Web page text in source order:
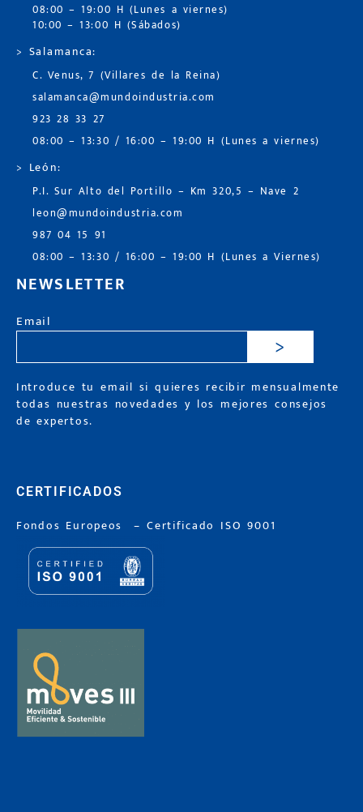
08:00 – 19:00 H (Lunes a viernes)
10:00 – 13:00 H (Sábados)
> Salamanca:
C. Venus, 7 (Villares de la Reina)
salamanca@mundoindustria.com
923 28 33 27
08:00 – 13:30 / 16:00 – 19:00 H (Lunes a viernes)
> León:
P.I. Sur Alto del Portillo – Km 320,5 – Nave 2
leon@mundoindustria.com
987 04 15 91
08:00 – 13:30 / 16:00 – 19:00 H (Lunes a Viernes)
NEWSLETTER
Email
>
Introduce tu email si quieres recibir mensualmente
todas nuestras novedades y los mejores consejos
de expertos.
CERTIFICADOS
Fondos Europeos –Certificado ISO 9001